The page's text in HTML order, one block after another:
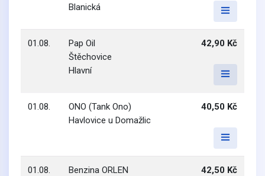
Blanická
01.08.
Pap Oil
Štěchovice
Hlavní
42,90 Kč
01.08.
ONO (Tank Ono)
Havlovice u Domažlic
40,50 Kč
01.08.
Benzina ORLEN
42,50 Kč